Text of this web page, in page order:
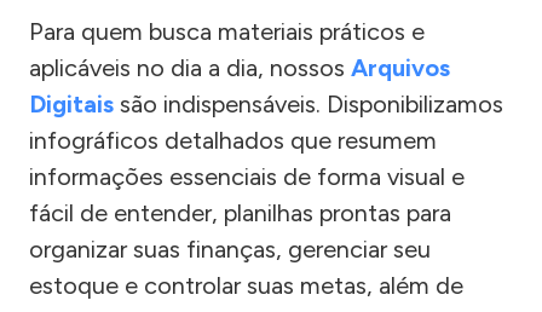
Para quem busca materiais práticos e
aplicáveis no dia a dia, nossos Arquivos
Digitais são indispensáveis. Disponibilizamos
infográficos detalhados que resumem
informações essenciais de forma visual e
fácil de entender, planilhas prontas para
organizar suas finanças, gerenciar seu
estoque e controlar suas metas, além de